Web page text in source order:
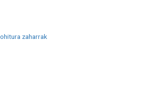
zaharrak